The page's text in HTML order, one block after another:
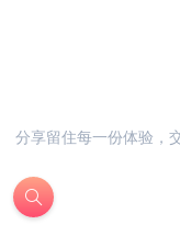
分享留住每一份体验，